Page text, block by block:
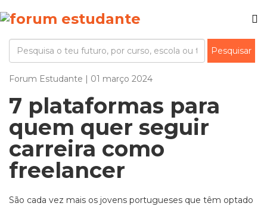
Forum Estudante | 01 março 2024
7 plataformas para
quem quer seguir
carreira como
freelancer
São cada vez mais os jovens portugueses que têm optado